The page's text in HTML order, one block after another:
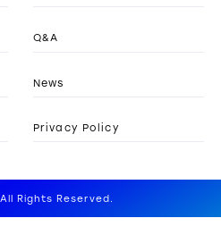
Q&A
News
Privacy Policy
Rights Reserved.